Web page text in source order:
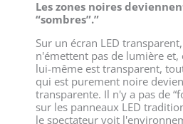
Les zones noires
“sombres”.”
Sur un écran LED
n'émettent pas de lumière
lui-même est transparent,
qui est purement noire
transparente. Il n'y a pas de
sur les panneaux LED
le spectateur voit